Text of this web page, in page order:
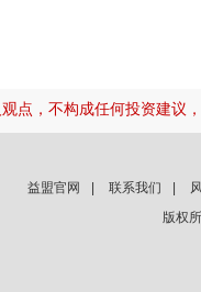
点，不构成任何投资建议
益盟官网 联系我们
版权